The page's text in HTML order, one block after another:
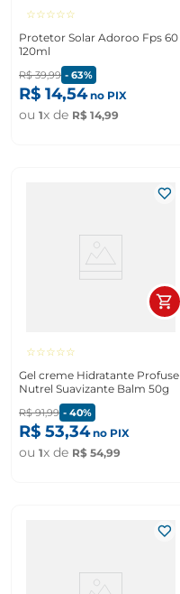
☆☆☆☆☆
Protetor Solar Adoroo Fps 60
120ml
R$ 39,99 - 63%
R$ 14,54no PIX
ou 1x de R$ 14,99
☆☆☆☆☆
Gel creme Hidratante Profuse
Nutrel Suavizante Balm 50g
R$ 91,99 - 40%
R$ 53,34no PIX
ou 1x de R$ 54,99